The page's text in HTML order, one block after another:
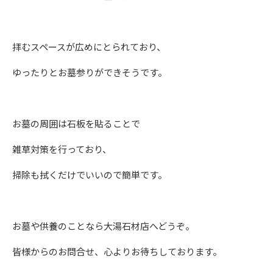
拝むスペースが広めにとられており、
ゆったりとお墓参りができそうです。
お墓の周囲は石板を貼ることで
雑草対策を行っており、
掃除も拭くだけでいいので簡単です。
お墓や供養のことなら大湯石材店へどうぞ。
皆様からのお問合せ、心よりお待ちしております。